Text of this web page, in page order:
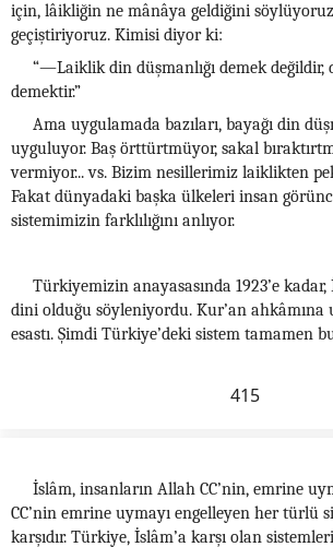
için, lâikliğin ne mânâya geldiğini
geçiştiriyoruz. Kimisi diyor ki:
“—Laiklik din düşmanlığı demek
demektir.”
Ama uygulamada bazıları, bayağı din
uyguluyor. Baş örttürtmüyor, sakal
vermiyor... vs. Bizim nesillerimiz laiklikten
Fakat dünyadaki başka ülkeleri insan
sistemimizin farklılığını anlıyor.
Türkiyemizin anayasasında 1923’e
dini olduğu söyleniyordu. Kur’an ahkâmına
esastı. Şimdi Türkiye’deki sistem tamamen
415
İslâm, insanların Allah CC’nin, emrine
CC’nin emrine uymayı engelleyen her türlü
karşıdır. Türkiye, İslâm’a karşı olan